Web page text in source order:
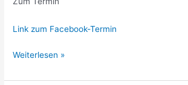
Link zum Facebook-Termin
Vorankündigung
Weiterlesen »